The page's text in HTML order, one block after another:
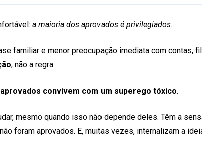
a maioria dos aprovados é privilegiados.
familiar e menor preocupação imediata com
, não a regra.
convivem com um superego tóxico.
mesmo quando isso não depende deles. Têm a
foram aprovados. E, muitas vezes, internalizam a